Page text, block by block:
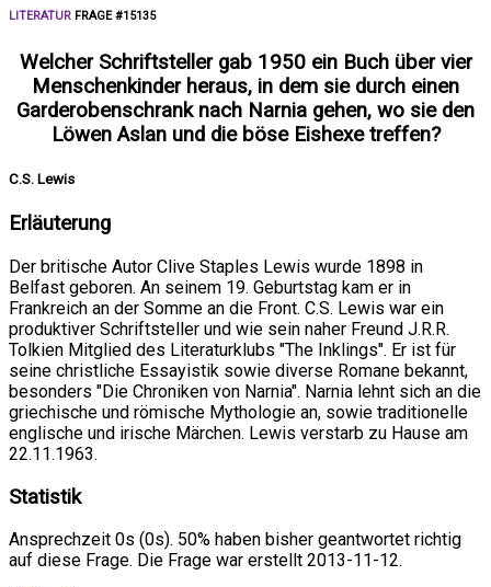
LITERATUR FRAGE #15135
Welcher Schriftsteller gab 1950 ein Buch über vier
Menschenkinder heraus, in dem sie durch einen
Garderobenschrank nach Narnia gehen, wo sie den
Löwen Aslan und die böse Eishexe treffen?
C.S. Lewis
Erläuterung
Der britische Autor Clive Staples Lewis wurde 1898 in
Belfast geboren. An seinem 19. Geburtstag kam er in
Frankreich an der Somme an die Front. C.S. Lewis war ein
produktiver Schriftsteller und wie sein naher Freund J.R.R.
Tolkien Mitglied des Literaturklubs "The Inklings". Er ist für
seine christliche Essayistik sowie diverse Romane bekannt,
besonders "Die Chroniken von Narnia". Narnia lehnt sich an die
griechische und römische Mythologie an, sowie traditionelle
englische und irische Märchen. Lewis verstarb zu Hause am
22.11.1963.
Statistik
Ansprechzeit 0s (0s). 50% haben bisher geantwortet richtig
auf diese Frage. Die Frage war erstellt 2013-11-12.